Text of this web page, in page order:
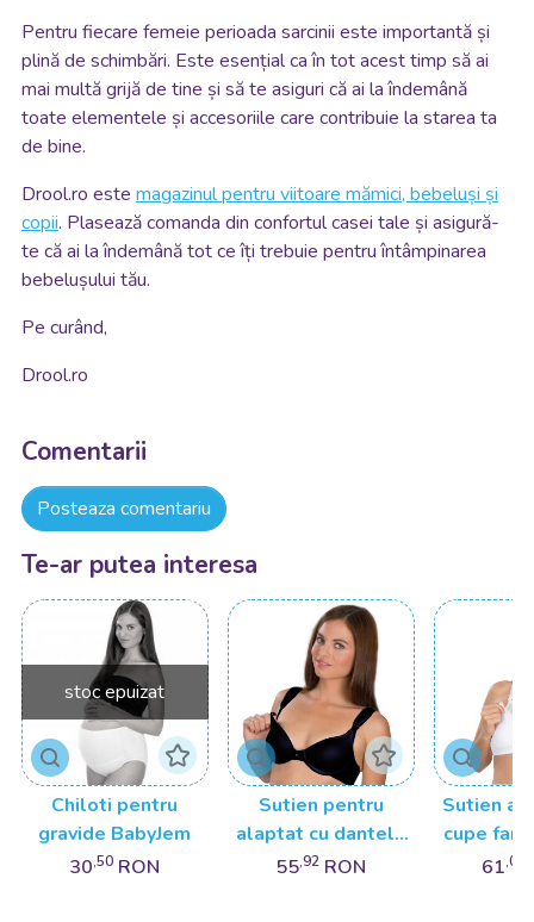
Pentru fiecare femeie perioada sarcinii este importantă și
plină de schimbări. Este esențial ca în tot acest timp să ai
mai multă grijă de tine și să te asiguri că ai la îndemână
toate elementele și accesoriile care contribuie la starea ta
de bine.
Drool.ro este magazinul pentru viitoare mămici, bebeluși și
copii. Plasează comanda din confortul casei tale și asigură-
te că ai la îndemână tot ce îți trebuie pentru întâmpinarea
bebelușului tău.
Pe curând,
Drool.ro
Comentarii
Posteaza comentariu
Te-ar putea interesa
stoc epuizat
Chiloti pentru
gravide BabyJem
30,50 RON
Sutien pentru
alaptat cu dantela
BabyJem
55,92 RON
Sutien
cupe
61,01